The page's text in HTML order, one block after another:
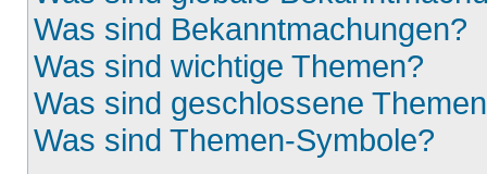
Was sind Bekanntmachungen?
Was sind wichtige Themen?
Was sind geschlossene
Was sind Themen-Symbole?